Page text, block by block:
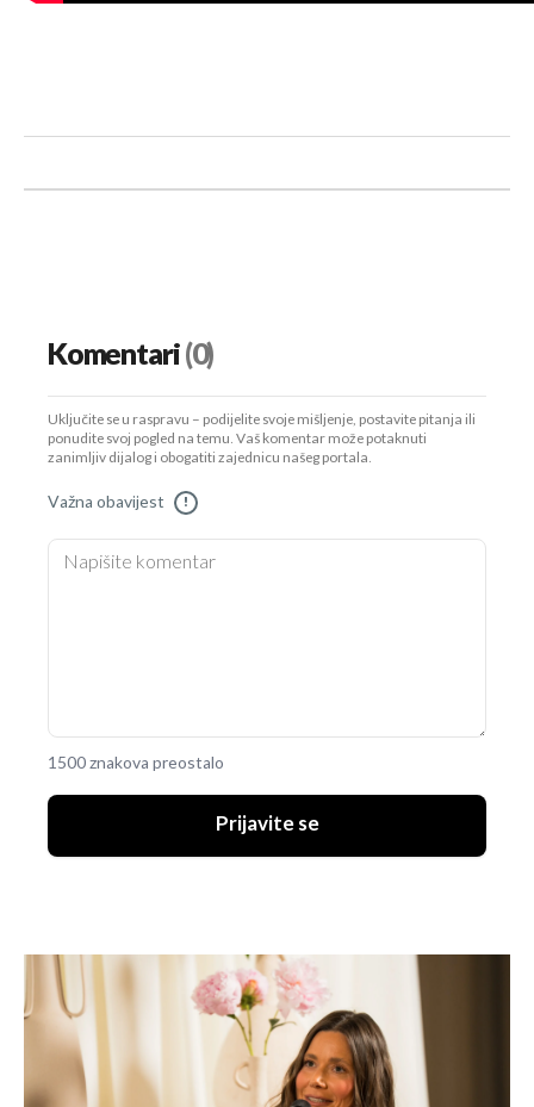
Komentari(0)
Uključite se u raspravu – podijelite svoje mišljenje, postavite pitanja ili
ponudite svoj pogled na temu. Vaš komentar može potaknuti
zanimljiv dijalog i obogatiti zajednicu našeg portala.
Važna obavijest !
1500 znakova preostalo
Prijavite se